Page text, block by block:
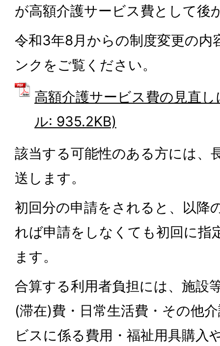
が高額介護サービス費として後
令和3年8月からの制度変更の内
ンクをご覧ください。
高額介護サービス費の見直
ル: 935.2KB)
該当する可能性のある方には、
送します。
初回分の申請をされると、以降
れば申請をしなくても初回に指
ます。
合算する利用者負担には、施設
(滞在)費・日常生活費・その他
ビスに係る費用・福祉用具購入